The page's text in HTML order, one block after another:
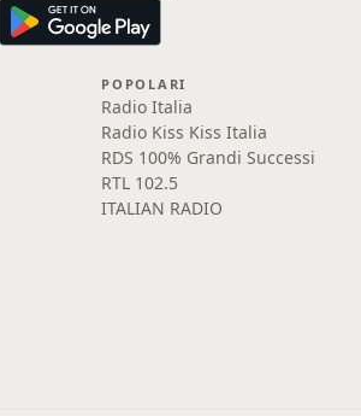
POPOLARI
Radio Italia
Radio Kiss Kiss Italia
RDS 100% Grandi Successi
RTL 102.5
ITALIAN RADIO